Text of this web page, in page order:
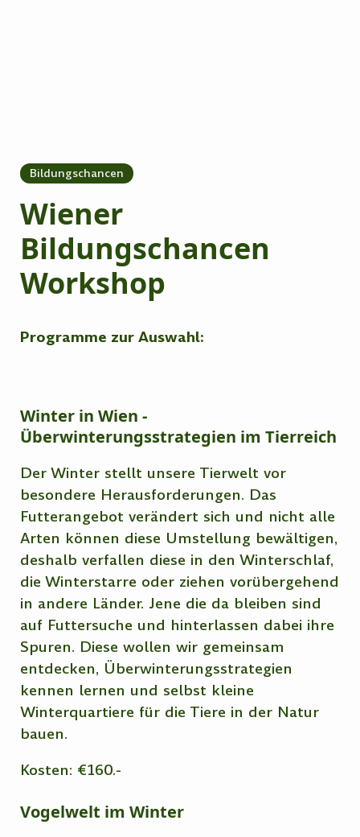
Bildungschancen
Wiener
Bildungschancen
Workshop
Programme zur Auswahl:
Winter in Wien -
Überwinterungsstrategien im Tierreich
Der Winter stellt unsere Tierwelt vor
besondere Herausforderungen. Das
Futterangebot verändert sich und nicht alle
Arten können diese Umstellung bewältigen,
deshalb verfallen diese in den Winterschlaf,
die Winterstarre oder ziehen vorübergehend
in andere Länder. Jene die da bleiben sind
auf Futtersuche und hinterlassen dabei ihre
Spuren. Diese wollen wir gemeinsam
entdecken, Überwinterungsstrategien
kennen lernen und selbst kleine
Winterquartiere für die Tiere in der Natur
bauen.
Kosten: €160.-
Vogelwelt im Winter